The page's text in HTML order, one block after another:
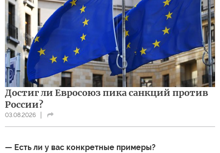
Достиг ли Евросоюз пика санкций против
России?
03.08.2026
— Есть ли у вас конкретные примеры?